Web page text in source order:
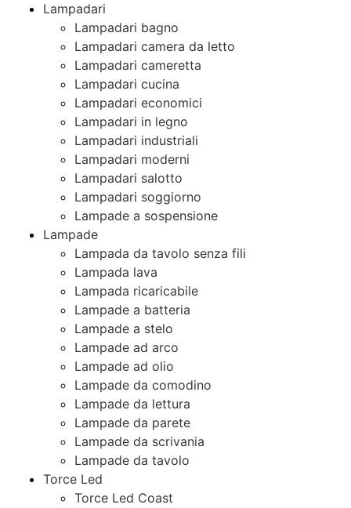
Lampadari
Lampadari bagno
Lampadari camera da letto
Lampadari cameretta
Lampadari cucina
Lampadari economici
Lampadari in legno
Lampadari industriali
Lampadari moderni
Lampadari salotto
Lampadari soggiorno
Lampade a sospensione
Lampade
Lampada da tavolo senza fili
Lampada lava
Lampada ricaricabile
Lampade a batteria
Lampade a stelo
Lampade ad arco
Lampade ad olio
Lampade da comodino
Lampade da lettura
Lampade da parete
Lampade da scrivania
Lampade da tavolo
Torce Led
Torce Led Coast